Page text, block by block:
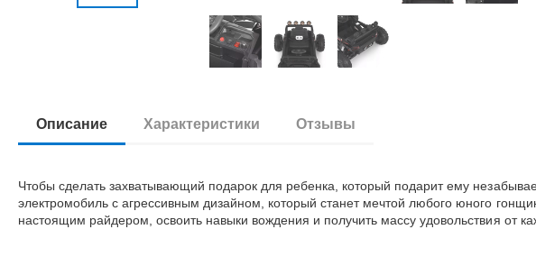
Описание Характеристики Отзывы
Чтобы сделать захватывающий подарок для ребенка, который подарит ему
электромобиль с агрессивным дизайном, который станет мечтой любого юного
настоящим райдером, освоить навыки вождения и получить массу удовольствия от